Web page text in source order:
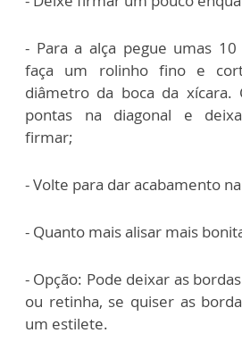
- Para a alça pegue umas 10
faça um rolinho fino e
diâmetro da boca da xícara.
pontas na diagonal e
firmar;
- Volte para dar acabamento
- Quanto mais alisar mais
- Opção: Pode deixar as
ou retinha, se quiser as
um estilete.